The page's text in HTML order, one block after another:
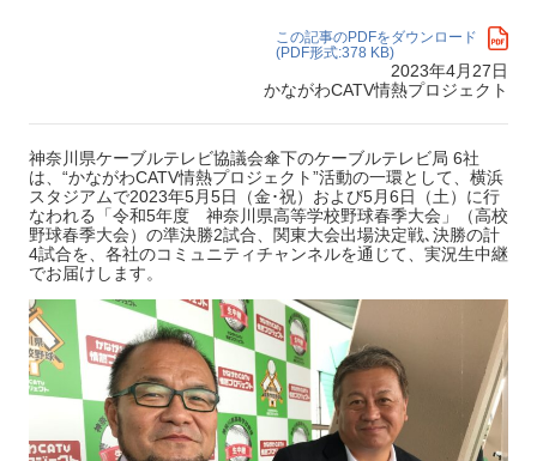
この記事のPDFをダウンロード
(PDF形式:378 KB)
2023年4月27日
かながわCATV情熱プロジェクト
神奈川県ケーブルテレビ協議会傘下のケーブルテレビ局 6社
は、“かながわCATV情熱プロジェクト”活動の一環として、横浜
スタジアムで2023年5月5日（金･祝）および5月6日（土）に行
なわれる「令和5年度 神奈川県高等学校野球春季大会」（高校
野球春季大会）の準決勝2試合、関東大会出場決定戦､決勝の計
4試合を、各社のコミュニティチャンネルを通じて、実況生中継
でお届けします。